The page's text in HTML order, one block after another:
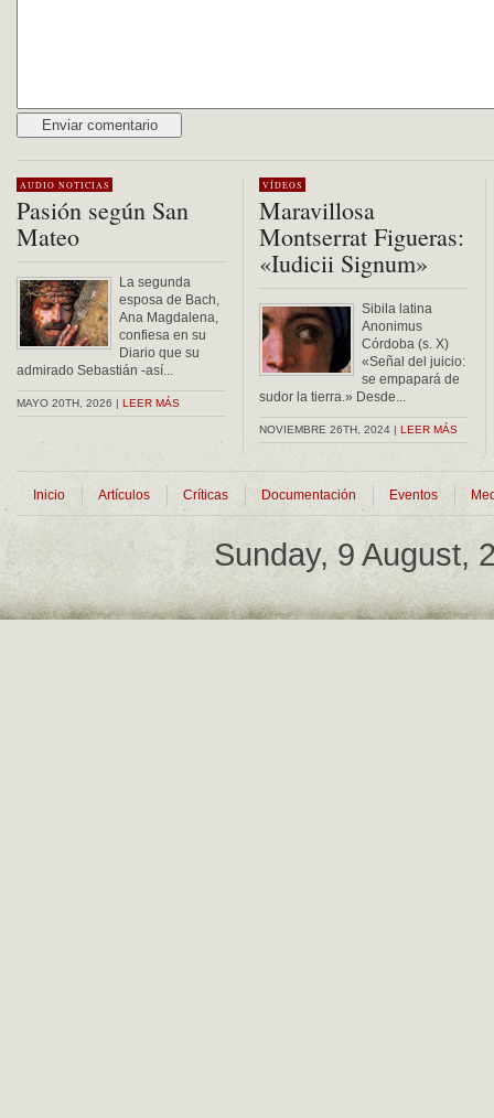
AUDIO NOTICIAS
Pasión según San
Mateo
La segunda
esposa de Bach,
Ana Magdalena,
confiesa en su
Diario que su
admirado Sebastián -así...
MAYO 20TH, 2026 | LEER MÁS
VÍDEOS
Maravillosa
Montserrat Figueras:
«Iudicii Signum»
Sibila latina
Anonimus
Córdoba (s. X)
«Señal del juicio:
se empapará de
sudor la tierra.» Desde...
NOVIEMBRE 26TH, 2024 | LEER MÁS
Inicio Artículos Críticas Documentación Eventos
Sunday, 9 August,